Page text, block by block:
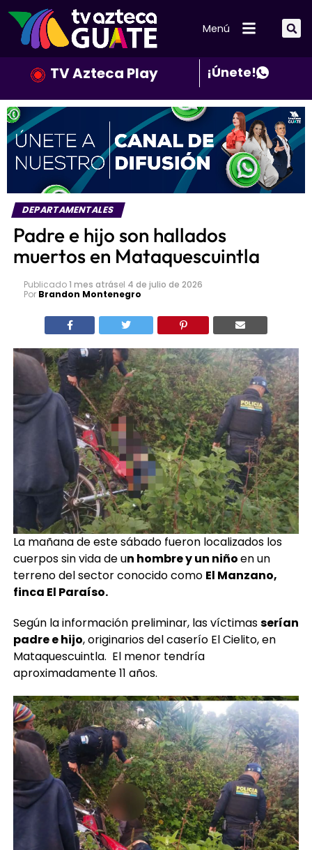
Menú
TV Azteca Play ¡Únete!
DEPARTAMENTALES
Padre e hijo son hallados
muertos en Mataquescuintla
Publicado1 mes atrásel 4 de julio de 2026
Por Brandon Montenegro
La mañana de este sábado fueron localizados los
cuerpos sin vida de un hombre y un niñoen un
terreno del sector conocido como El Manzano,
finca El Paraíso.
Según la información preliminar, las víctimasserían
padre e hijo, originarios del caserío El Cielito, en
Mataquescuintla. El menor tendría
aproximadamente 11 años.